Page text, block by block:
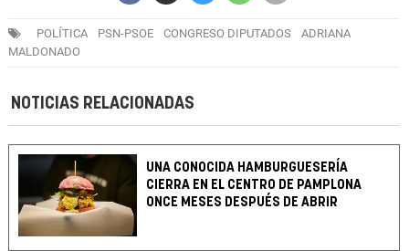
POLÍTICA PSN-PSOE CONGRESO DIPUTADOS
ADRIANA
MALDONADO
NOTICIAS RELACIONADAS
UNA CONOCIDA HAMBURGUESERÍA
CIERRA EN EL CENTRO DE PAMPLONA
ONCE MESES DESPUÉS DE ABRIR